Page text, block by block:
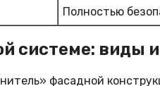
Полностью
системе: виды
фасадной